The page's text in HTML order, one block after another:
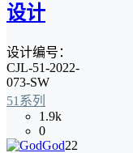
设计
设计编号：
CJL-51-2022-
073-SW
51系列
1.9k
0
God22